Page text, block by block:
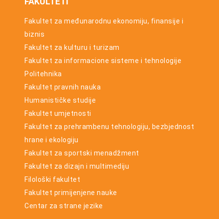
Fakultet za međunarodnu ekonomiju, finansije i
biznis
Fakultet za kulturu i turizam
Fakultet za informacione sisteme i tehnologije
Politehnika
Fakultet pravnih nauka
Humanističke studije
Fakultet umjetnosti
Fakultet za prehrambenu tehnologiju, bezbjednost
hrane i ekologiju
Fakultet za sportski menadžment
Fakultet za dizajn i multimediju
Filološki fakultet
Fakultet primijenjene nauke
Centar za strane jezike